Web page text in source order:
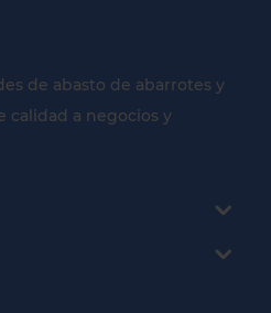
de abasto de abarrotes y
calidad a negocios y